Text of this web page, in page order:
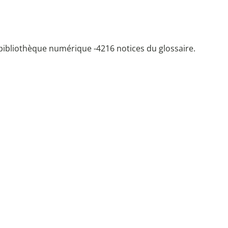
numérique -4216 notices du glossaire.